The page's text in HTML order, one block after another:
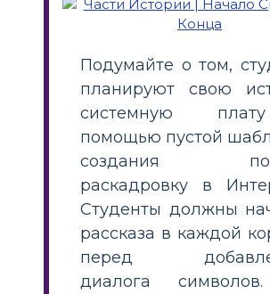
Подумайте о том,
планируют свою
системную
помощью пустой
создания
раскадровку в
Студенты должны
рассказа в каждой
перед
диалога